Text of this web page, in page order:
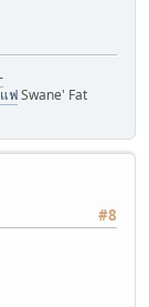
ฟSwane' Fat
#8